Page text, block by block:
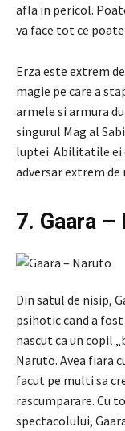
afla in pericol.
va face tot ce
Erza este extrem
magie pe care a
armele si armura
singurul Mag al
luptei. Abilitatile ei
adversar extrem
7. Gaara –
Din satul de nisip,
psihotic cand a
nascut ca un copil
Naruto. Avea fiara
facut pe multi sa
rascumparare. Cu
spectacolului,